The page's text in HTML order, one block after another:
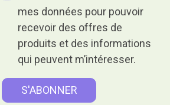
mes données pour pouvoir
recevoir des offres de
produits et des informations
qui peuvent m’intéresser.